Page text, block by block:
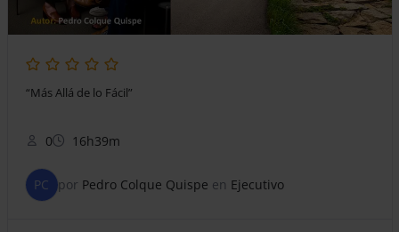
“Más Allá de lo Fácil”
0 16h39m
PC por Pedro Colque Quispe en Ejecutivo